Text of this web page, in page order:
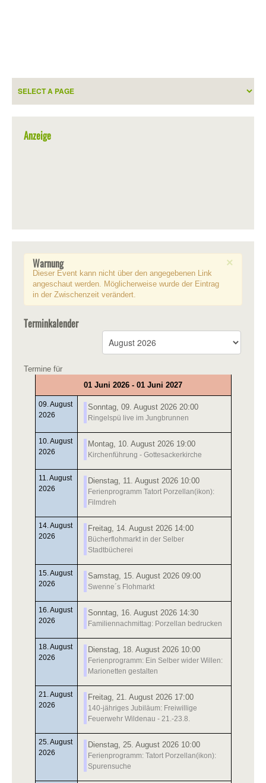
Anzeige
×
Warnung
Dieser Event kann nicht über den angegebenen Link
angeschaut werden. Möglicherweise wurde der Eintrag
in der Zwischenzeit verändert.
Terminkalender
Termine für
01 Juni 2026 - 01 Juni 2027
09. August
2026
Sonntag, 09. August 2026 20:00
Ringelspü live im Jungbrunnen
10. August
2026
Montag, 10. August 2026 19:00
Kirchenführung - Gottesackerkirche
11. August
2026
Dienstag, 11. August 2026 10:00
Ferienprogramm Tatort Porzellan(ikon):
Filmdreh
14. August
2026
Freitag, 14. August 2026 14:00
Bücherflohmarkt in der Selber
Stadtbücherei
15. August
2026
Samstag, 15. August 2026 09:00
Swenne´s Flohmarkt
16. August
2026
Sonntag, 16. August 2026 14:30
Familiennachmittag: Porzellan bedrucken
18. August
2026
Dienstag, 18. August 2026 10:00
Ferienprogramm: Ein Selber wider Willen:
Marionetten gestalten
21. August
2026
Freitag, 21. August 2026 17:00
140-jähriges Jubiläum: Freiwillige
Feuerwehr Wildenau - 21.-23.8.
25. August
2026
Dienstag, 25. August 2026 10:00
Ferienprogramm: Tatort Porzellan(ikon):
Spurensuche